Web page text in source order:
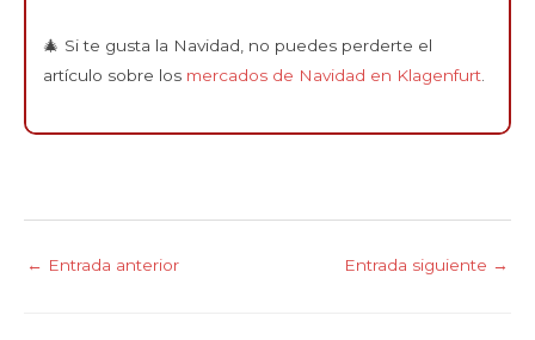
🎄 Si te gusta la Navidad, no puedes perderte el
artículo sobre los mercados de Navidad en Klagenfurt.
← Entrada anterior Entrada siguiente →